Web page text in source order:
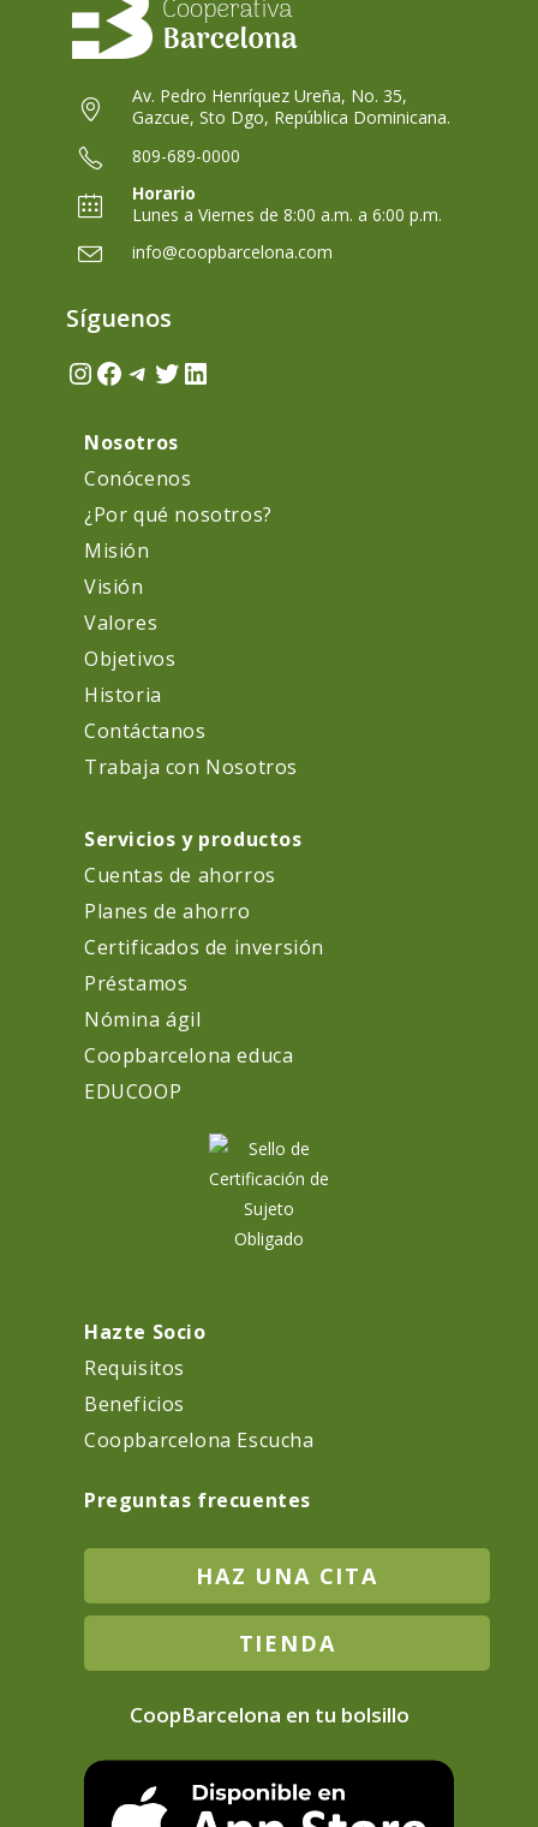
Av. Pedro Henríquez Ureña, No. 35,
Gazcue, Sto Dgo, República Dominicana.
en
nueva
809-689-0000
Horario
Lunes a Viernes de 8:00 a.m. a 6:00 p.m.
info@coopbarcelona.com
Síguenos
Instagram
Facebook
t.me/CoopBarcelonaBot
TwitterLinkedIn
Nosotros
Conócenos
¿Por qué nosotros?
Misión
Visión
Valores
Objetivos
Historia
Contáctanos
Trabaja con Nosotros
Servicios y productos
Cuentas de ahorros
Planes de ahorro
Certificados de inversión
Préstamos
Nómina ágil
Coopbarcelona educa
EDUCOOP
Hazte Socio
Requisitos
Beneficios
Coopbarcelona Escucha
Preguntas frecuentes
HAZ UNA CITA
TIENDA
CoopBarcelona en tu bolsillo